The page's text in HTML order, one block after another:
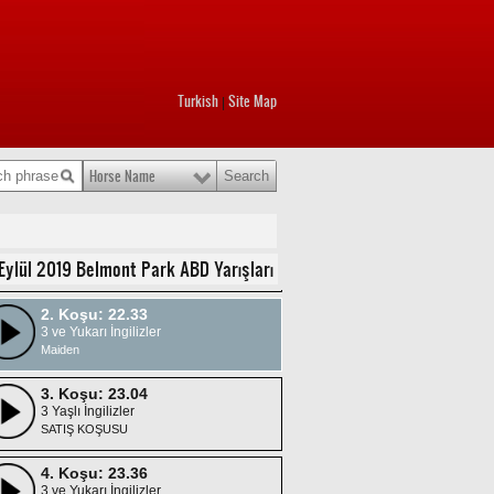
Turkish Site Map
Horse Name
2019 Belmont Park ABD Yarışları
SATIŞ KOŞUSU
2. Koşu: 22.33
3 ve Yukarı İngilizler
Maiden
3. Koşu: 23.04
3 Yaşlı İngilizler
SATIŞ KOŞUSU
4. Koşu: 23.36
3 ve Yukarı İngilizler